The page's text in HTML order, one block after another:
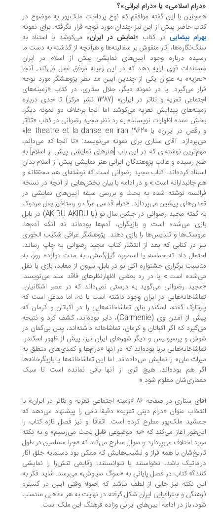
اسلامی» یا «درام ایرانی»؟
با این گفته موافقم که نوع پرداخت ملک‌پور به موضوع در
حاضر پیش از این نیز چندان مورد توجه قرار نگرفته، برای نمونه
بیضاییدر کتاب «نمایش در ایران» می‌کوشد با استناد به
آثار منقوش بر سفالینه‌ها و هرآنچه از گذشته به دست ما
درباره وجود آیین‌های نمایشی پیش از اسلام در ایران
قوی ارایه دهد که در این زمینه موفق عمل می‌کند. آنجا
به عنوان یکی از چندین آیین مد نظر پژوهشگر مورد توجه
می‌گیرد. یا در نمونه دیگر، جلال ستاری، در کتاب «زمینه‌های
اجتماعی تعزیه و تئاتر در ایران» (1387 نشر مرکز) تا حدی درباره
پیدایش تعزیه می‌کوشد اما آنجا برخلاف دو نمونه دیگر،
عمده اظهارات نویسنده به رد نظر مجید رضوانی در کتاب «تئاتر
و رقص در ایران» یا «le theatre et la danse en iran 1962»
آقای ستاری برای نمونه می‌نویسد: «تا آنجا که می‌دانم،
نوشته‌ای که در این باب [هنرهای نمایشی پیش از اسلام] به
رسیده و غالب پژوهندگان ایرانی هنر نمایشی پیش از اسلام بدان
کرده‌اند، کتاب مجید رضوانی است که نوشته‌ای هم محققانه و
جانبدارانه است.» و در ادامه با بیان بخش‌هایی از آنچه در نسخه
نوشته شده به بحث و بررسی سبقه آیین‌های نمایشی در
پیشین می‌پردازد. «درام قدسی مرگ و رستاخیز بعل مردوک
به گفته مجید رضوانی در جشن سال نو (یا AKIBU AKIBU) در بابل
می‌شده است و بازیگران، آدم‌ها بوده‌اند نه آنکه آدم‌ها،
و تندیس‌ها را بازی دهند. پژوهشگر عراقی شکیب الخوری
در کتابی که بعد از انتشار کتاب مجید رضوانی به چاپ رساند،
داد که حماسه یا اسطوره گیل‌گمش، به مدت دوازده روز، به
برگزاری جشنواره اکی بو در بابل، بیرون از معابد، بازی یا نقل
است.» یا در رد بعضی اظهارنظرهای فاقد سند می‌نویسد:
رضوانی می‌گوید به درستی نمی‌داند که در عصر اشکانیان،
در ایران وجود داشته است یا نه، اما مدعی است که
گفته، اسکندر بنای تماشاخانه‌هایی را در اکباتان و کرمان که
پیش از آمدن وی (Carmenie)، دایر بوده‌اند، کشف کرد و نتیجه
که اگر اکباتان و کرمان، تماشاخانه داشته‌اند، پس بی‌گمان در
و پرسپولیس و دیگر شهرهای ایران نیز، پیش از ظهور اسکندر،
برپا بوده‌اند که در آنها «درام‌ها و کمدی‌های متعلق به
ملی» را نمایش می‌داده‌‌اند. اما این تماشاخانه‌ها یا بازیگرخانه‌ها
هم بوده‌اند، هیچ اثری از آنها باقی نمانده است تا سبک
معلوم شود.»
آقای ستاری در صفحه 86 «زمینه‌ اجتماعی تعزیه و تئاتر در ایران» با
عنوان «درام دینی تعزیه» دقیقا نامی را پیشنهاد می‌دهد که
ملک‌پور مطرح کرده است. اتفاقا او نیز فصل تازه کتاب را
آغاز می‌کند که «به موضوعی قابل بحث می‌رسیم» و به نکته
اختلاف می‌پردازد و سوال مطرح می‌کند که «چرا مسلمین در طول
با همه فراز و نشیب‌هایش که ممکن بود دستمایه خلق آثار
باشد، نخواستند یا نتوانستند، وقایعی تنش‌زا را نمایشی
کتاب در فصل پایانی به «سوگ سیاوش» می‌رسد. شاید فکر به
نکته نیز خالی از لطف نباشد که اصولا وقتی آیین در گستره
و جغرافیایی ایران شکل گرفته در نهایت به هر مذهبی منتسب
باز در ادامه آیین‌های ایرانی و‌زاده فرهنگ این ملک است.